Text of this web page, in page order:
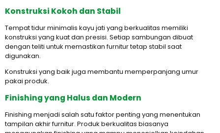
Konstruksi Kokoh dan Stabil
Tempat tidur minimalis kayu jati yang berkualitas memiliki
konstruksi yang kuat dan presisi. Setiap sambungan dibuat
dengan teliti untuk memastikan furnitur tetap stabil saat
digunakan.
Konstruksi yang baik juga membantu memperpanjang umur
pakai produk.
Finishing yang Halus dan Modern
Finishing menjadi salah satu faktor penting yang menentukan
tampilan akhir furnitur. Produk berkualitas biasanya